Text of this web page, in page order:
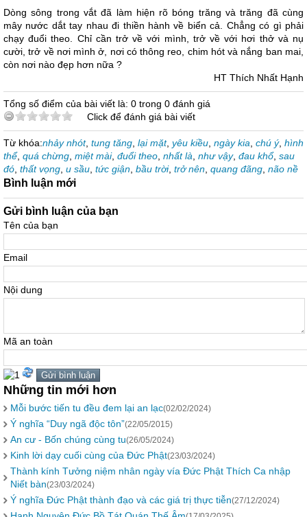
Dòng sông trong vắt đã làm hiện rõ bóng trăng và trăng đã cùng
mây nước dắt tay nhau đi thiền hành về biển cả. Chẳng có gì phải
chạy đuổi theo. Chỉ cần trở về với mình, trở về với hơi thở và nụ
cười, trở về nơi mình ở, nơi có thông reo, chim hót và nắng ban mai,
còn nơi nào đẹp hơn nữa ?
HT Thích Nhất Hạnh
Tổng số điểm của bài viết là: 0 trong 0 đánh giá
Click để đánh giá bài viết
Từ khóa:nhảy nhót, tung tăng lại mặt, yêu kiều ngày kia chú ý, hình
thể, quá chừng miệt mài, đuổi theo nhất là như vậy, đau khổ, sau
đó thất vọng u sầu tức giận bầu trời, trở nên quang đãng não nề
Bình luận mới
Gửi bình luận của bạn
Tên của bạn
Email
Nội dung
Mã an toàn
Những tin mới hơn
Mỗi bước tiến tu đều đem lại an lạc(02/02/2024)
Ý nghĩa “Duy ngã độc tôn”(22/05/2015)
An cư - Bốn chúng cùng tu(26/05/2024)
Kinh lời dạy cuối cùng của Đức Phật(23/03/2024)
Thành kính Tưởng niệm nhân ngày vía Đức Phật Thích Ca nhập
Niết bàn(23/03/2024)
Ý nghĩa Đức Phật thành đạo và các giá trị thực tiễn(27/12/2024)